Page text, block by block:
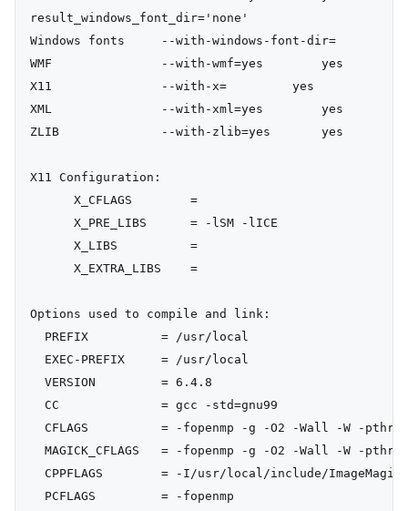
result_windows_font_dir='none'
Windows fonts     --with-windows-font-dir=
WMF               --with-wmf=yes        yes
X11               --with-x=         yes
XML               --with-xml=yes        yes
ZLIB              --with-zlib=yes       yes
X11 Configuration:
      X_CFLAGS        =
      X_PRE_LIBS      = -lSM -lICE
      X_LIBS          =
      X_EXTRA_LIBS    =
Options used to compile and link:
  PREFIX          = /usr/local
  EXEC-PREFIX     = /usr/local
  VERSION         = 6.4.8
  CC              = gcc -std=gnu99
CFLAGS          = -fopenmp -g -O2 -Wall -W -
MAGICK_CFLAGS   = -fopenmp -g -O2 -Wall -W -
  CPPFLAGS        = -I/usr/local/include/ImageMagick
  PCFLAGS         = -fopenmp